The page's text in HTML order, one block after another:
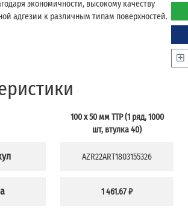
экономичности, высокому качеству
адгезии к различным типам поверхностей.
100 x 50 мм TTP (1 ряд, 1000
шт, втулка 40)
AZR22ART1803155326
1 461.67 ₽